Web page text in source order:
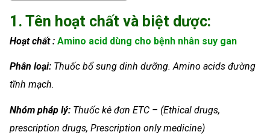
1. Tên hoạt chất và biệt dược:
Hoạt chất : Amino acid dùng cho bệnh nhân suy gan
Phân loại: Thuốc bổ sung dinh dưỡng. Amino acids đường
tĩnh mạch.
Nhóm pháp lý: Thuốc kê đơn ETC – (Ethical drugs,
prescription drugs, Prescription only medicine)